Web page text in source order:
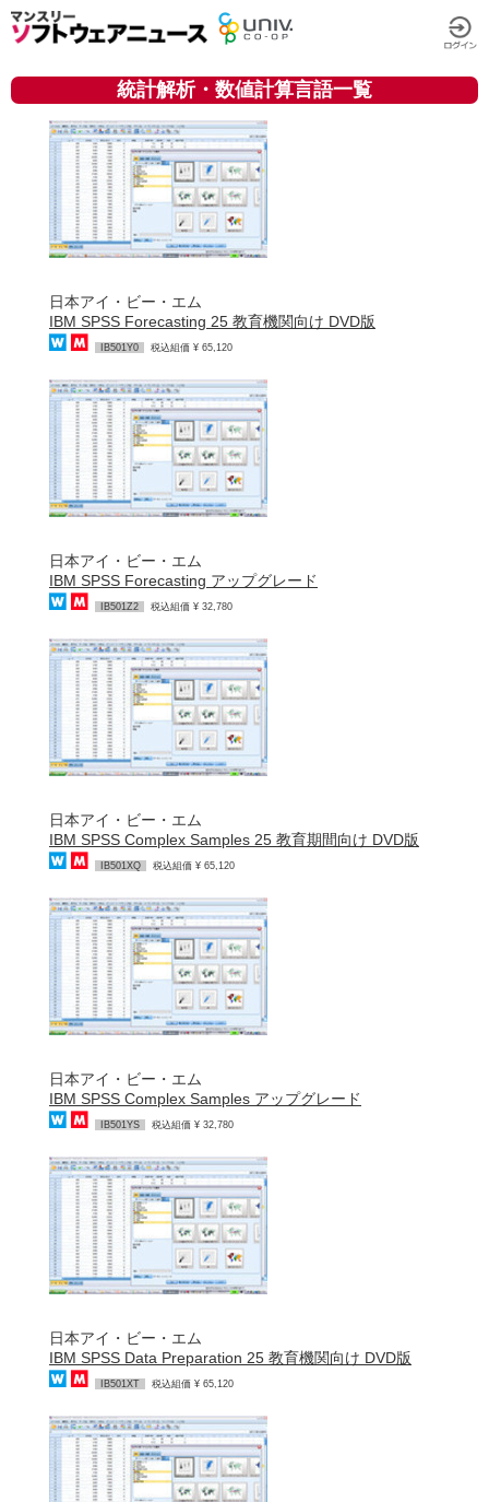
統計解析・数値計算言語一覧
日本アイ・ビー・エム
IBM SPSS Forecasting 25 教育機関向け DVD版
IB501Y0 税込組価 ¥ 65,120
日本アイ・ビー・エム
IBM SPSS Forecasting アップグレード
IB501Z2 税込組価 ¥ 32,780
日本アイ・ビー・エム
IBM SPSS Complex Samples 25 教育期間向け DVD版
IB501XQ 税込組価 ¥ 65,120
日本アイ・ビー・エム
IBM SPSS Complex Samples アップグレード
IB501YS 税込組価 ¥ 32,780
日本アイ・ビー・エム
IBM SPSS Data Preparation 25 教育機関向け DVD版
IB501XT 税込組価 ¥ 65,120